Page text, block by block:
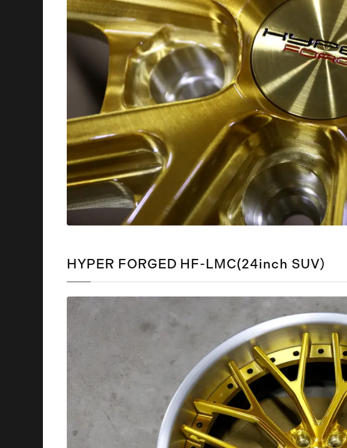
HYPER FORGED HF-LMC(24inch SUV）